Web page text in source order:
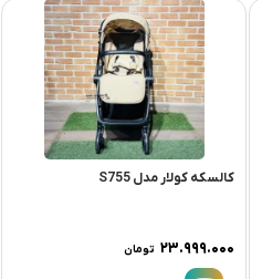
کالسکه کولار مدل S755
۲۳.۹۹۹.۰۰۰ تومان